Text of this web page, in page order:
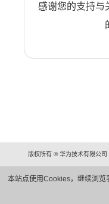
本站点使用Cookies，继续浏览
感谢您的支持与
版权所有 © 华为技术有限公